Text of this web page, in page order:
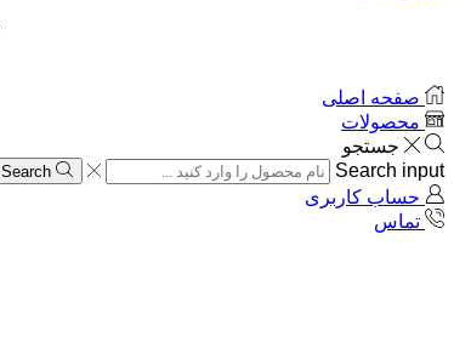
صفحه اصلی
محصولات
جستجو
Search input
Search
حساب کاربری
تماس